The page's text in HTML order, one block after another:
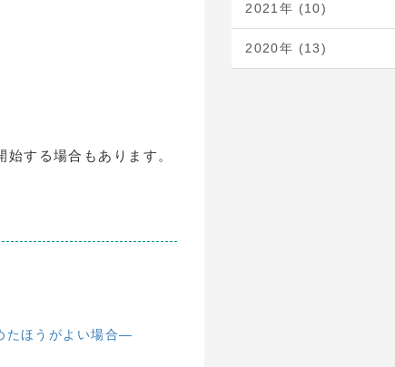
する場合もあります。
たほうがよい場合―
2021年 (10)
2020年 (13)